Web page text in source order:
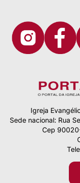
Igreja
Sede nacional: Rua
Cep